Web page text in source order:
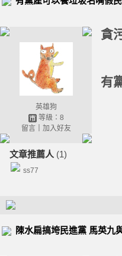
英雄狗
等級：8
留言｜ 加入好友
文章推薦人 (1)
ss77
貪
有
陳水扁搞垮民進黨 馬英九